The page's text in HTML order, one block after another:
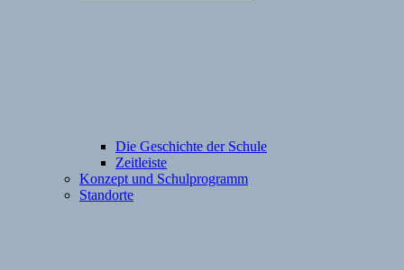
Die Geschichte der Schule
Zeitleiste
Konzept und Schulprogramm
Standorte